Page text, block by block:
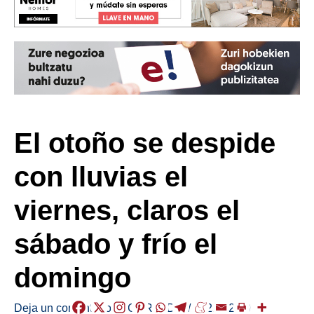
El otoño se despide
con lluvias el
viernes, claros el
sábado y frío el
domingo
Deja un comentario /EGURALDIA/ 2025-12-19